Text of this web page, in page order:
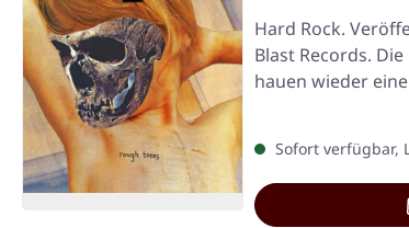
Hard Rock.
Blast Records.
hauen wieder
Sofort verfügbar,